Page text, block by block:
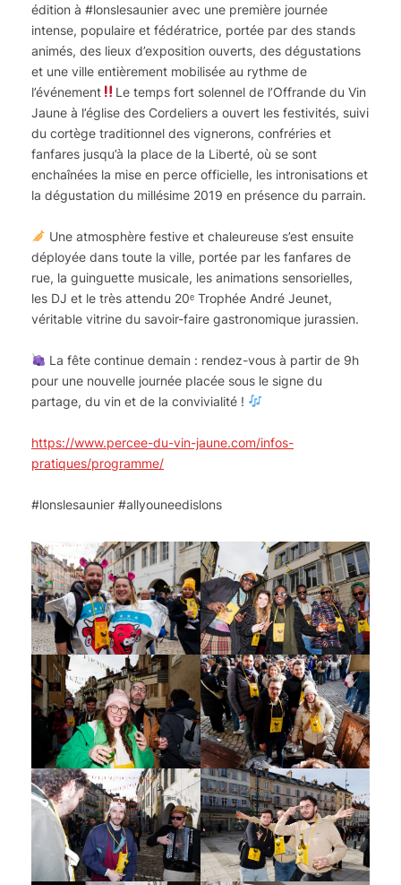
édition à #lonslesaunier avec une première journée
intense, populaire et fédératrice, portée par des stands
animés, des lieux d’exposition ouverts, des dégustations
et une ville entièrement mobilisée au rythme de
l’événement
Le temps fort solennel de l’Offrande du Vin
Jaune à l’église des Cordeliers a ouvert les festivités, suivi
du cortège traditionnel des vignerons, confréries et
fanfares jusqu’à la place de la Liberté, où se sont
enchaînées la mise en perce officielle, les intronisations et
la dégustation du millésime 2019 en présence du parrain.
Une atmosphère festive et chaleureuse s’est ensuite
déployée dans toute la ville, portée par les fanfares de
rue, la guinguette musicale, les animations sensorielles,
les DJ et le très attendu 20ᵉ Trophée André Jeunet,
véritable vitrine du savoir-faire gastronomique jurassien.
La fête continue demain : rendez-vous à partir de 9h
pour une nouvelle journée placée sous le signe du
partage, du vin et de la convivialité !
https://www.percee-du-vin-jaune.com/infos-
pratiques/programme/
#lonslesaunier #allyouneedislons